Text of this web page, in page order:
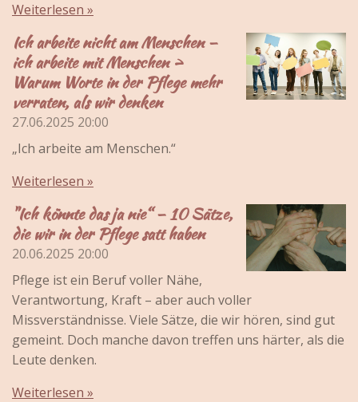
Weiterlesen »
Ich arbeite nicht am Menschen –
ich arbeite mit Menschen >
Warum Worte in der Pflege mehr
verraten, als wir denken
27.06.2025 20:00
„Ich arbeite am Menschen.“
Weiterlesen »
"Ich könnte das ja nie“ – 10 Sätze,
die wir in der Pflege satt haben
20.06.2025 20:00
Pflege ist ein Beruf voller Nähe,
Verantwortung, Kraft – aber auch voller
Missverständnisse. Viele Sätze, die wir hören, sind gut
gemeint. Doch manche davon treffen uns härter, als die
Leute denken.
Weiterlesen »